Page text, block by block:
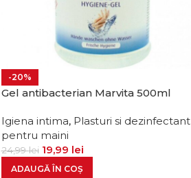
-20%
Gel antibacterian Marvita 500ml
Igiena intima, Plasturi si dezinfectant
pentru maini
24,99lei 19,99 lei
ADAUGĂ ÎN COȘ